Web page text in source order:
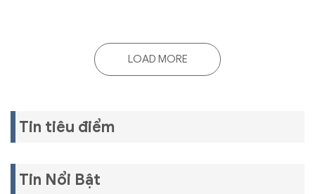
LOAD MORE
Tin tiêu điểm
Tin Nổi Bật